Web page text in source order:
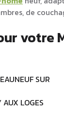
de
votre
SUR
AUX LOGES